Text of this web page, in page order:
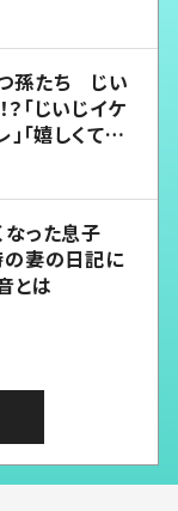
孫たち じい
「じいじイケ
」「嬉しくて可
なった息子
の妻の日記に
とは